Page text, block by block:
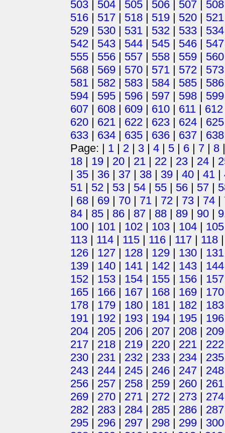
503 | 504 | 505 | 506 | 507 | 508
516 | 517 | 518 | 519 | 520 | 521
529 | 530 | 531 | 532 | 533 | 534
542 | 543 | 544 | 545 | 546 | 547
555 | 556 | 557 | 558 | 559 | 560
568 | 569 | 570 | 571 | 572 | 573
581 | 582 | 583 | 584 | 585 | 586
594 | 595 | 596 | 597 | 598 | 599
607 | 608 | 609 | 610 | 611 | 612
620 | 621 | 622 | 623 | 624 | 625
633 | 634 | 635 | 636 | 637 | 638
Page: | 1 | 2 | 3 | 4 | 5 | 6 | 7 | 8
18 | 19 | 20 | 21 | 22 | 23 | 24 |
| 35 | 36 | 37 | 38 | 39 | 40 | 41 |
51 | 52 | 53 | 54 | 55 | 56 | 57 |
| 68 | 69 | 70 | 71 | 72 | 73 | 74 |
84 | 85 | 86 | 87 | 88 | 89 | 90 |
100 | 101 | 102 | 103 | 104 | 105
113 | 114 | 115 | 116 | 117 | 118
126 | 127 | 128 | 129 | 130 | 131
139 | 140 | 141 | 142 | 143 | 144
152 | 153 | 154 | 155 | 156 | 157
165 | 166 | 167 | 168 | 169 | 170
178 | 179 | 180 | 181 | 182 | 183
191 | 192 | 193 | 194 | 195 | 196
204 | 205 | 206 | 207 | 208 | 209
217 | 218 | 219 | 220 | 221 | 222
230 | 231 | 232 | 233 | 234 | 235
243 | 244 | 245 | 246 | 247 | 248
256 | 257 | 258 | 259 | 260 | 261
269 | 270 | 271 | 272 | 273 | 274
282 | 283 | 284 | 285 | 286 | 287
295 | 296 | 297 | 298 | 299 | 300